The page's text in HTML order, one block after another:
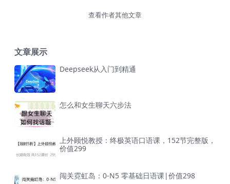
查看作者其他文章
文章展示
Deepseek从入门到精通
怎么和女生聊天六步法
上外顾悦教授：终极英语口语课，152节完整版，
价值299
闯关霓虹岛：0-N5 零基础日语课|价值298